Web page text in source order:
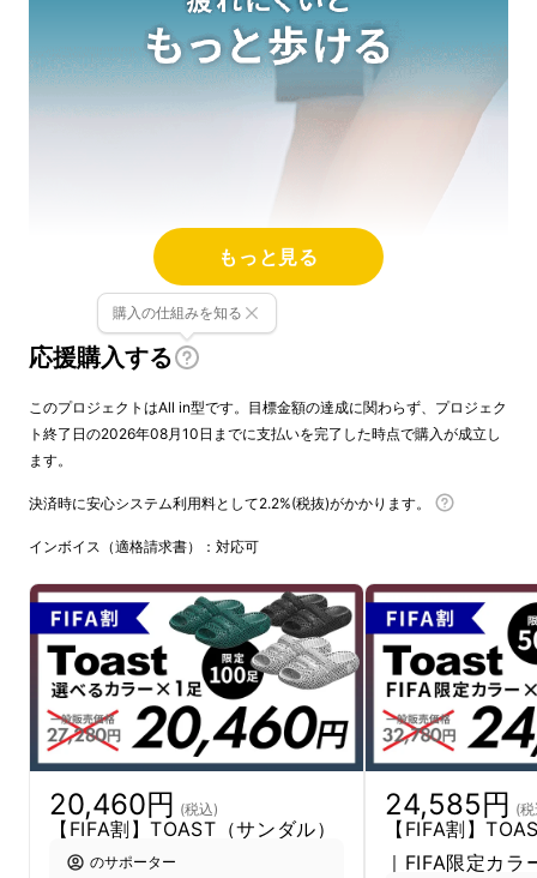
もっと見る
応援購入する
購入の仕組みを知る
このプロジェクトはAll in型です。目標金額の達成に関わらず、プロジェク
ト終了日の2026年08月10日までに支払いを完了した時点で購入が成立し
ます。
決済時に安心システム利用料として2.2%(税抜)がかかります。
インボイス（適格請求書）：対応可
20,460円 (税込)
【FIFA割】TOAST（サンダル）
のサポーター
24,585円 (
【FIFA割】
｜FIFA限定カラ